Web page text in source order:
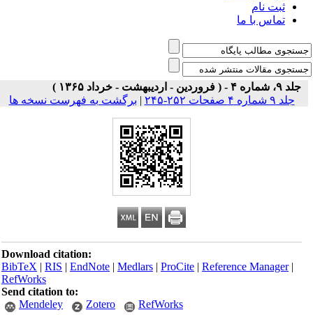
ثبت نام
تماس با ما
جلد ۹، شماره ۴ - ( فروردین - اردیبهشت - خرداد ۱۳۶۵ )
جلد ۹ شماره ۴ صفحات ۲۵۲-۲۴۵
|برگشت به فهرست نسخه ها
Download citation:
BibTeX|RIS|EndNote|Medlars|ProCite|Reference Manager
RefWorks
Send citation to:
Mendeley
Zotero RefWorks